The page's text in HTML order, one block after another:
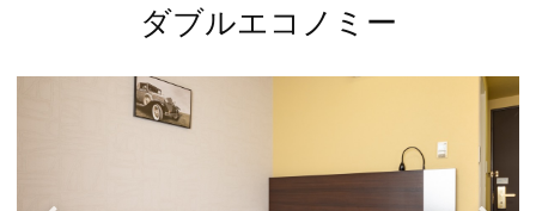
ダブルエコノミー